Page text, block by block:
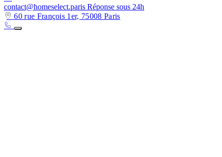
contact@homeselect.paris Réponse sous 24h
60 rue François 1er, 75008 Paris